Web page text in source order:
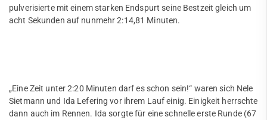
pulverisierte mit einem starken Endspurt seine Bestzeit gleich um
acht Sekunden auf nunmehr 2:14,81 Minuten.
„Eine Zeit unter 2:20 Minuten darf es schon sein!“ waren sich Nele
Sietmann und Ida Lefering vor ihrem Lauf einig. Einigkeit herrschte
dann auch im Rennen. Ida sorgte für eine schnelle erste Runde (67
Kegeln
Trainingszeiten
Abteilungsleitung
Angebote mobile
Angebote SportWelt
Fitnessstudio